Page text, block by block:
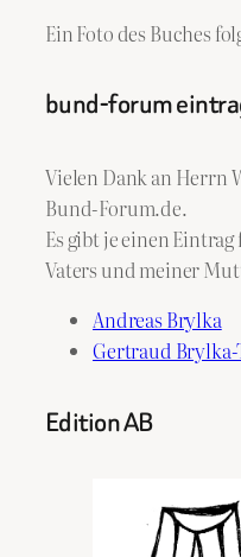
Ein Foto des Buches
bund-forum
Vielen Dank an Herrn
Bund-Forum.de.
Es gibt je einen
Vaters und meiner
Andreas Brylka
Gertraud
Edition AB